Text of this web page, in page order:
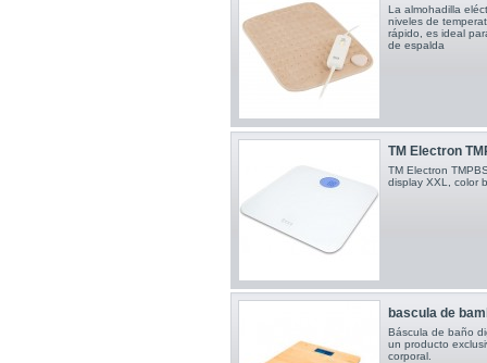
La almohadilla
niveles de
rápido, es ideal
de espalda
TM Electron
TM Electron
display XXL, color
bascula de
Báscula de baño
un producto
corporal.